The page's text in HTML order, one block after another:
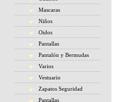
Mascaras
Niños
Oidos
Pantallas
Pantalón y Bermudas
Varios
Vestuario
Zapatos Seguridad
Pantallas